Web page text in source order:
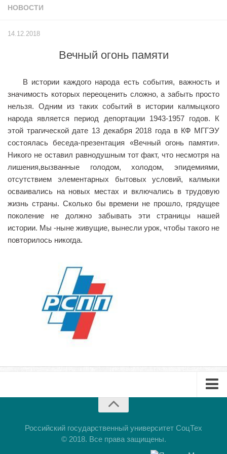
Учёный совет
Контакты РГУ СоцТех
Абитуриенту
Рейтинговые списки
Рекомендованные к зачислению
Приказы о зачислении
Личный кабинет
полугодие
Коллективные творческие дела
Библиотека
Студенческое научное общество
Социальная поддержка студентов
Центр содействия трудоустройству выпускников
График учебного процесса
Электронное обучение и дистанционные
Демонстрационный экзамен
Образовательный кредит
КФ РГУ СоцТех
НОВОСТИ
14.12.2018
Вечный огонь памяти
В истории каждого народа есть события, важность и
значимость которых переоценить сложно, а забыть просто
нельзя. Одним из таких событий в истории калмыцкого
народа является период депортации 1943-1957 годов. К
этой трагической дате 13 декабря 2018 года в КФ МГГЭУ
состоялась беседа-презентация «Вечный огонь памяти».
Никого не оставил равнодушным тот факт, что несмотря на
лишения,вызванные голодом, холодом, эпидемиями,
отсутствием элементарных бытовых условий, калмыки
осваивались на новых местах и включались в трудовую
жизнь страны. Сколько бы времени не прошло, грядущее
поколение не должно забывать эти страницы нашей
истории. Мы -ныне живущие, вынесли урок, чтобы такого не
повторилось никогда.
Презентация
Российский государственный университет СоцТех
© 2018. Все права защищены.